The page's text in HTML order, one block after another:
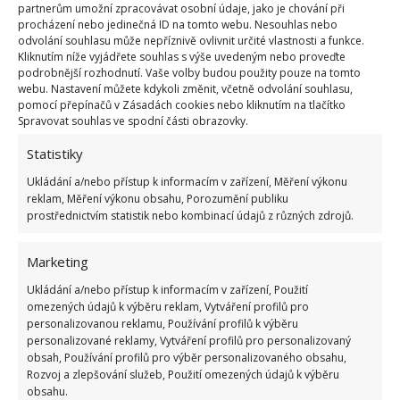
partnerům umožní zpracovávat osobní údaje, jako je chování při
procházení nebo jedinečná ID na tomto webu. Nesouhlas nebo
odvolání souhlasu může nepříznivě ovlivnit určité vlastnosti a funkce.
Kliknutím níže vyjádřete souhlas s výše uvedeným nebo proveďte
podrobnější rozhodnutí. Vaše volby budou použity pouze na tomto
webu. Nastavení můžete kdykoli změnit, včetně odvolání souhlasu,
pomocí přepínačů v Zásadách cookies nebo kliknutím na tlačítko
Spravovat souhlas ve spodní části obrazovky.
Statistiky
Ukládání a/nebo přístup k informacím v zařízení, Měření výkonu
reklam, Měření výkonu obsahu, Porozumění publiku
prostřednictvím statistik nebo kombinací údajů z různých zdrojů.
Marketing
Ukládání a/nebo přístup k informacím v zařízení, Použití
omezených údajů k výběru reklam, Vytváření profilů pro
personalizovanou reklamu, Používání profilů k výběru
personalizované reklamy, Vytváření profilů pro personalizovaný
obsah, Používání profilů pro výběr personalizovaného obsahu,
Rozvoj a zlepšování služeb, Použití omezených údajů k výběru
obsahu.
navlečený na spodní části lahve. Aby tam lépe
držely, přilepte je tavnou pistolí. Pak už nezbývá než
výrobek nabarvit, případně nalakovat. V horní části
můžete přilepit ještě proužek plastu, takže výrobek
bude vypadat jako košíček. Dovnitř můžete nasázet
rostlinky.